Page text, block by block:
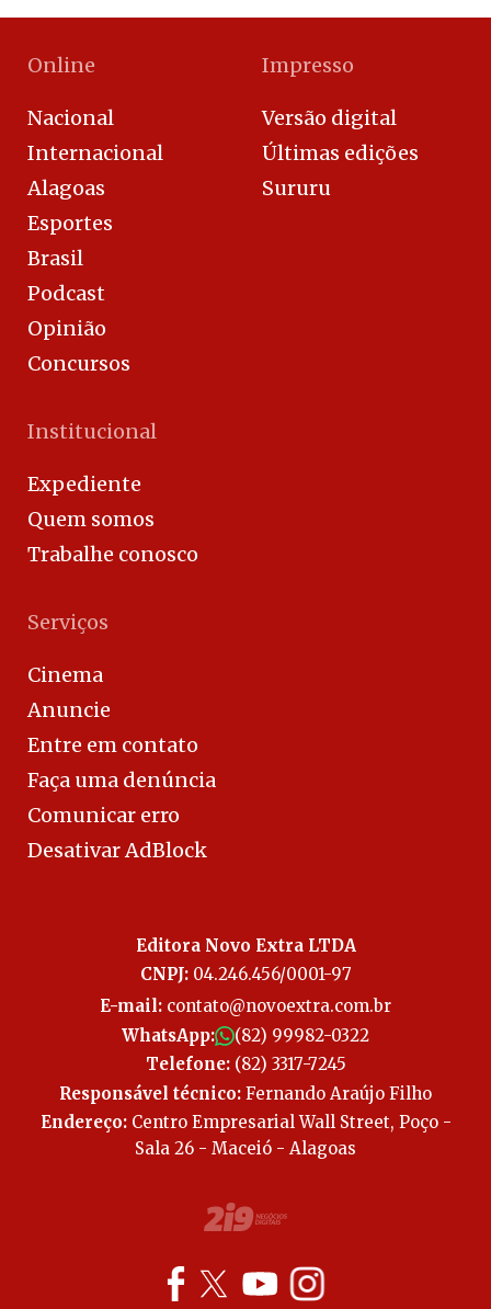
Online
Nacional
Internacional
Alagoas
Esportes
Brasil
Podcast
Opinião
Concursos
Impresso
Versão digital
Últimas edições
Sururu
Institucional
Expediente
Quem somos
Trabalhe conosco
Serviços
Cinema
Anuncie
Entre em contato
Faça uma denúncia
Comunicar erro
Desativar AdBlock
Editora Novo Extra LTDA
CNPJ:04.246.456/0001-97
E-mail: contato@novoextra.com.br
WhatsApp:
(82) 99982-0322
Telefone:(82) 3317-7245
Responsável técnico: Fernando Araújo Filho
Endereço:Centro Empresarial Wall Street, Poço -
Sala 26 - Maceió - Alagoas